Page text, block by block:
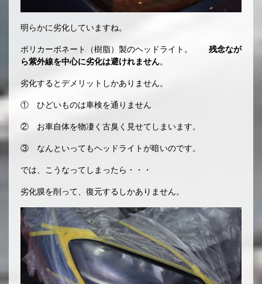
明らかに劣化していますね。
ポリカーボネート（樹脂）製のヘッドライト。 残念なが
ら紫外線を中心に劣化は避けれません。
劣化するとデメリットしかありません。
① ひどいものは車検を通りません
② お車自体を物凄く古臭く見せてしまいます。
③ なんといってもヘッドライトが暗いのです。
では、こうなってしまったら・・・
劣化膜を削って、復元するしかありません。